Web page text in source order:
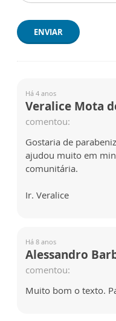
ENVIAR
Há 4 anos
Veralice Mota
comentou:
Gostaria de
ajudou muito em
comunitária.
Ir. Veralice
Há 8 anos
Alessandro
comentou:
Muito bom o texto.